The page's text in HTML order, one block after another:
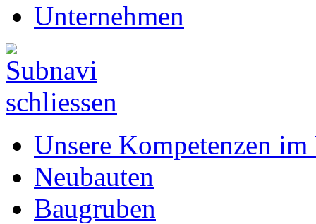
Unternehmen
Unsere Kompetenzen
Neubauten
Baugruben